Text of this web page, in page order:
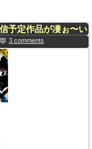
予定作品が凄ぉ〜い
3 comments